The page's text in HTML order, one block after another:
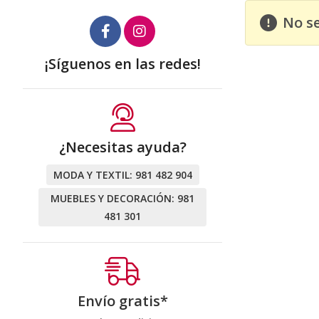
No
¡Síguenos en las redes!
¿Necesitas ayuda?
MODA Y TEXTIL: 981 482 904
MUEBLES Y DECORACIÓN: 981
481 301
Envío gratis*